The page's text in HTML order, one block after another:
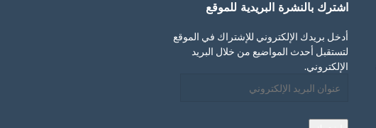
اشترك بالنشرة البريدية للموقع
أدخل بريدك الإلكتروني للإشتراك في الموقع
لتستقبل أحدث المواضيع من خلال البريد
الإلكتروني.
البريد